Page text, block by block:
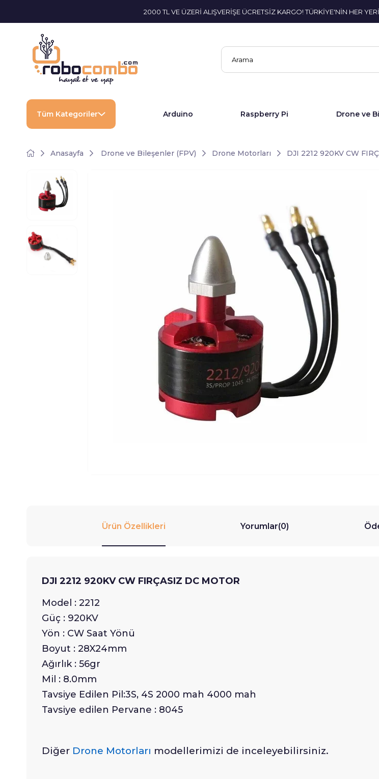
2000 TL VE ÜZERİ ALIŞVERİŞE ÜCRETSİZ KARGO! TÜRKİYE'NİN HER
Tüm Kategoriler Arduino Raspberry Pi Drone ve
Anasayfa Drone ve Bileşenler (FPV) Drone Motorları DJI 2212 920KV CW
Ürün Özellikleri Yorumlar(0)
DJI 2212 920KV CW FIRÇASIZ DC MOTOR
Model : 2212
Güç : 920KV
Yön : CW Saat Yönü
Boyut : 28X24mm
Ağırlık : 56gr
Mil : 8.0mm
Tavsiye Edilen Pil:3S, 4S 2000 mah 4000 mah
Tavsiye edilen Pervane : 8045
Diğer Drone Motorları modellerimizi de inceleyebilirsiniz.